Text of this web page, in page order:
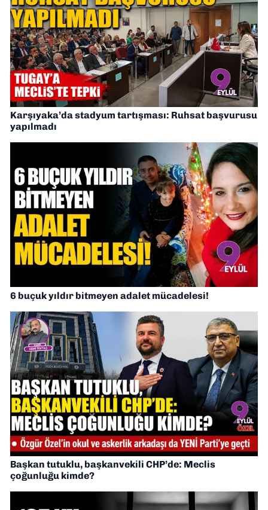
Karşıyaka’da stadyum tartışması: Ruhsat başvurusu
yapılmadı
6 buçuk yıldır bitmeyen adalet mücadelesi!
Başkan tutuklu, başkanvekili CHP’de: Meclis
çoğunluğu kimde?